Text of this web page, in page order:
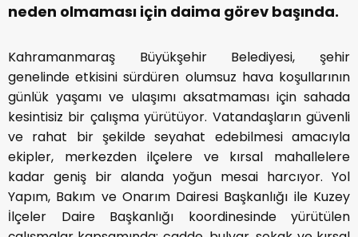
neden olmaması için daima görev başında.
Kahramanmaraş Büyükşehir Belediyesi, şehir
genelinde etkisini sürdüren olumsuz hava koşullarının
günlük yaşamı ve ulaşımı aksatmaması için sahada
kesintisiz bir çalışma yürütüyor. Vatandaşların güvenli
ve rahat bir şekilde seyahat edebilmesi amacıyla
ekipler, merkezden ilçelere ve kırsal mahallelere
kadar geniş bir alanda yoğun mesai harcıyor. Yol
Yapım, Bakım ve Onarım Dairesi Başkanlığı ile Kuzey
İlçeler Daire Başkanlığı koordinesinde yürütülen